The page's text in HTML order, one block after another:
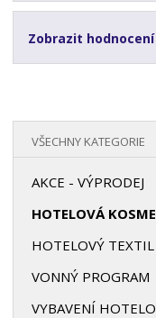
Zobrazit
VŠECHNY KATEGORIE
AKCE - VÝPRODEJ
HOTELOVÁ
HOTELOVÝ TEXTIL
VONNÝ PROGRAM
VYBAVENÍ